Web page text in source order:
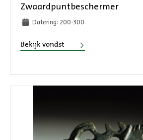
Zwaardpuntbeschermer
Datering: 200-300
Bekijk vondst Zwaardpuntbeschermer